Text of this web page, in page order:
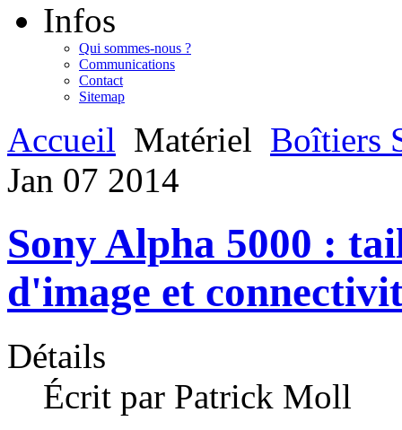
Infos
Qui sommes-nous ?
Communications
Contact
Sitemap
Accueil Matériel Boîtiers
Jan 07 2014
Sony Alpha 5000 :
d'image et
Détails
Écrit par Patrick Moll